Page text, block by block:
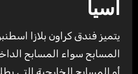
اسيا
يتميز فندق كراون بلازا اسطنبول بوجود العديد من
المسابح سواء المسابح
أو المسابح الخارجية التي